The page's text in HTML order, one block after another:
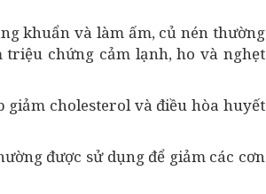
khuẩn và làm ấm, củ nén thường
chứng cảm lạnh, ho và nghẹt
giảm cholesterol và điều hòa huyết
được sử dụng để giảm các cơn